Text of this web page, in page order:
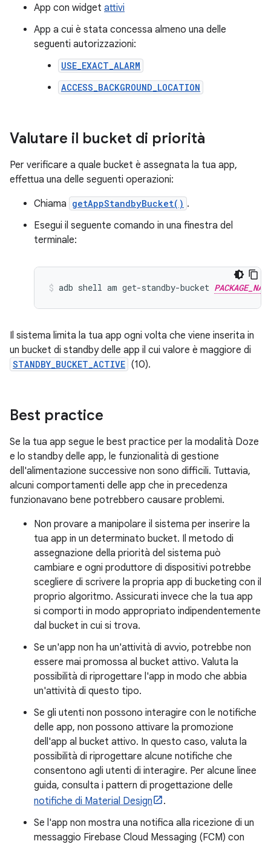
App con widget attivi
App a cui è stata concessa almeno una delle
seguenti autorizzazioni:
USE_EXACT_ALARM
ACCESS_BACKGROUND_LOCATION
Valutare il bucket di priorità
Per verificare a quale bucket è assegnata la tua app,
effettua una delle seguenti operazioni:
Chiama getAppStandbyBucket() .
Esegui il seguente comando in una finestra del
terminale:
adb shell am get-standby-bucket
Il sistema limita la tua app ogni volta che viene inserita in
un bucket di standby delle app il cui valore è maggiore di
STANDBY_BUCKET_ACTIVE (10).
Best practice
Se la tua app segue le best practice per la modalità Doze
e lo standby delle app, le funzionalità di gestione
dell'alimentazione successive non sono difficili. Tuttavia,
alcuni comportamenti delle app che in precedenza
funzionavano bene potrebbero causare problemi.
Non provare a manipolare il sistema per inserire la
tua app in un determinato bucket. Il metodo di
assegnazione della priorità del sistema può
cambiare e ogni produttore di dispositivi potrebbe
scegliere di scrivere la propria app di bucketing con il
proprio algoritmo. Assicurati invece che la tua app
si comporti in modo appropriato indipendentemente
dal bucket in cui si trova.
Se un'app non ha un'attività di avvio, potrebbe non
essere mai promossa al bucket attivo. Valuta la
possibilità di riprogettare l'app in modo che abbia
un'attività di questo tipo.
Se gli utenti non possono interagire con le notifiche
delle app, non possono attivare la promozione
dell'app al bucket attivo. In questo caso, valuta la
possibilità di riprogettare alcune notifiche che
consentono agli utenti di interagire. Per alcune linee
guida, consulta i pattern di progettazione delle
notifiche di Material Design
.
Se l'app non mostra una notifica alla ricezione di un
messaggio Firebase Cloud Messaging (FCM) con